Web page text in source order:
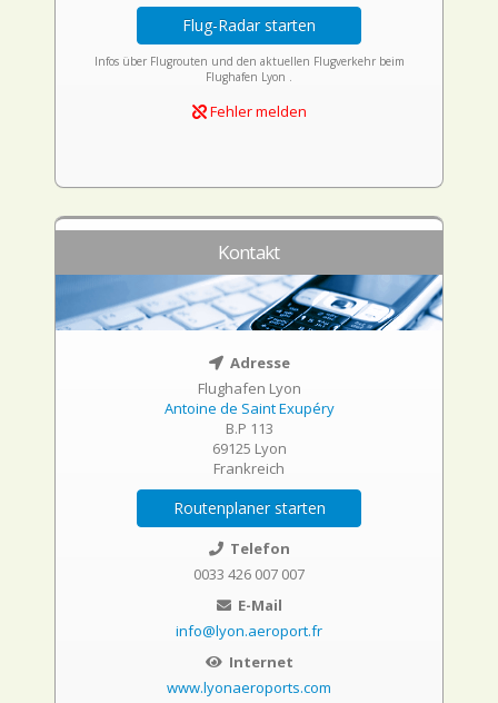
Flug-Radar starten
Infos über Flugrouten und den aktuellen Flugverkehr beim
Flughafen Lyon .
Fehler melden
Kontakt
Adresse
Flughafen Lyon
Antoine de Saint Exupéry
B.P 113
69125 Lyon
Frankreich
Routenplaner starten
Telefon
0033 426 007 007
E-Mail
info@lyon.aeroport.fr
Internet
www.lyonaeroports.com